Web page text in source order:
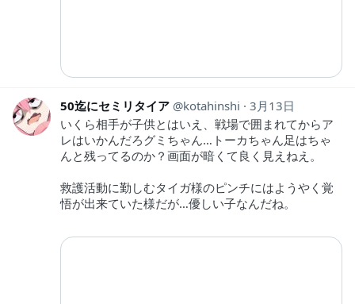
50迄にセミリタイア kotahinshi
3月13日
いくら相手が子供とはいえ、戦場で囲まれてからア
レはいかんだろグミちゃん…トーカちゃん足はちゃ
んと残ってるのか？画面が暗くて良く見えねえ。
救護活動に勤しむタイガ様のピンチにはようやく覚
悟が出来ていた様だが…優しい子なんだね。